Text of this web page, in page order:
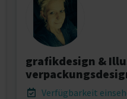
grafikdesign &
Verfügbarkeit